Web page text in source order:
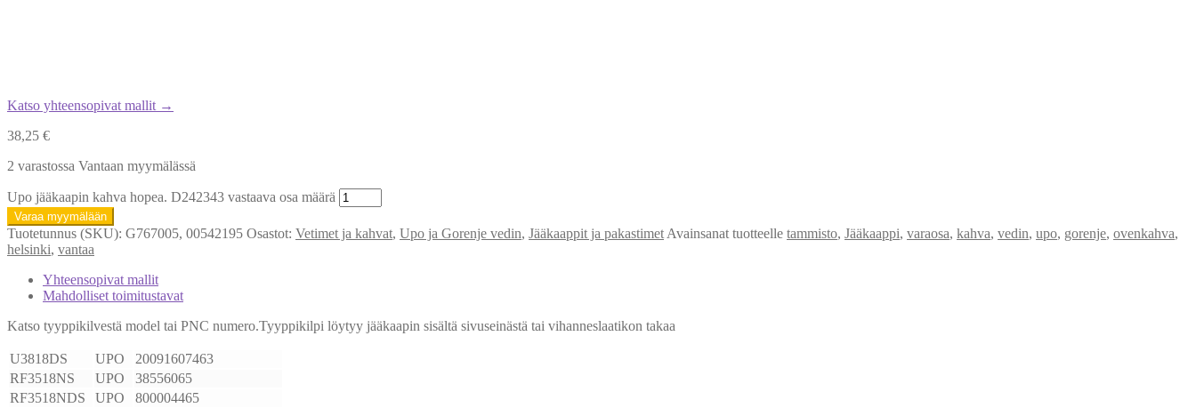
Katso yhteensopivat mallit →
38,25 €
2 varastossa Vantaan myymälässä
Upo jääkaapin kahva hopea. D242343 vastaava osa määrä
Varaa myymälään
Tuotetunnus (SKU): G767005, 00542195 Osastot: Vetimet ja kahvat, Upo ja Gorenje vedin, Jääkaappit ja pakastimet Avainsanat tuotteelle tammisto, Jääkaappi, varaosa, kahva, vedin, upo, gorenje, ovenkahva,
helsinki, vantaa
Yhteensopivat mallit
Mahdolliset toimitustavat
Katso tyyppikilvestä model tai PNC numero.Tyyppikilpi löytyy jääkaapin sisältä sivuseinästä tai vihanneslaatikon takaa
U3818DS UPO
20091607463
RF3518NS
UPO
38556065
RF3518NDS
UPO
800004465